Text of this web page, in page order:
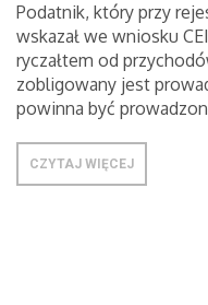
Podatnik, który przy
wskazał we wniosku
ryczałtem od
zobligowany jest
powinna być
CZYTAJ WIĘCEJ